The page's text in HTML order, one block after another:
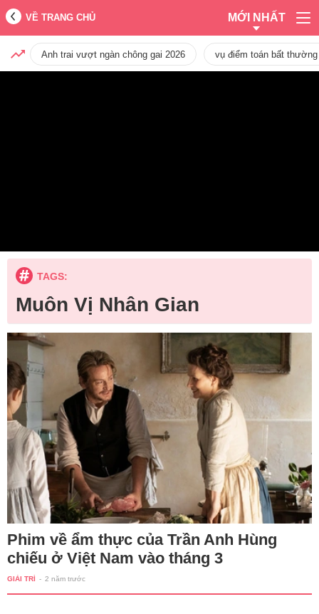
VỀ TRANG CHỦ MỚI NHẤT
Anh trai vượt ngàn chông gai 2026 vụ điểm toán bất
TAGS:
Muôn Vị Nhân Gian
Phim về ẩm thực của Trần Anh Hùng
chiếu ở Việt Nam vào tháng 3
GIẢI TRÍ - 2 năm trước